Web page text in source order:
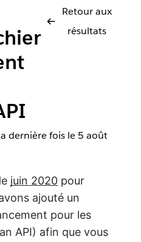
Retour aux
résultats
dernière fois le5 août
juin 2020 pour
ajouté un
pour les
API) afin que vous